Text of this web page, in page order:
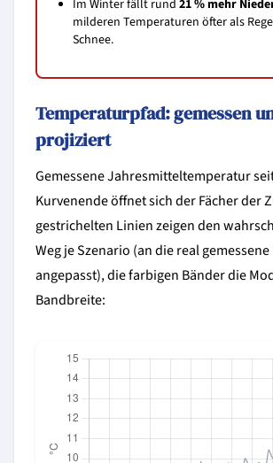
Im Winter fällt rund 21 % mehr
milderen Temperaturen öfter als
Schnee.
Temperaturpfad: gemessen
projiziert
Gemessene Jahresmitteltemperatur
Kurvenende öffnet sich der Fächer der
gestrichelten Linien zeigen den
Weg je Szenario (an die real
angepasst), die farbigen Bänder die
Bandbreite: